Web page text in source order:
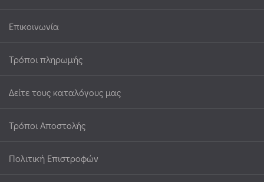
Επικοινωνία
Τρόποι πληρωμής
Δείτε τους καταλόγους μας
Τρόποι Αποστολής
Πολιτική Επιστροφών